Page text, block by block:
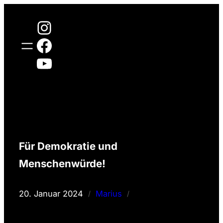
Instagram
Facebook
YouTube
Für Demokratie und
Menschenwürde!
20. Januar 2024 / Marius /